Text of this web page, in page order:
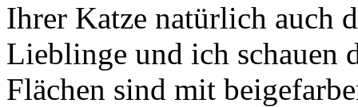
Ihrer Katze natürlich auch
Lieblinge und ich schauen
Flächen sind mit